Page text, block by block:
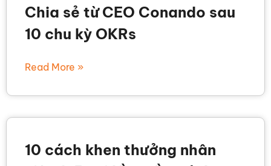
Chia sẻ từ CEO Conando sau
10 chu kỳ OKRs
Read More »
10 cách khen thưởng nhân